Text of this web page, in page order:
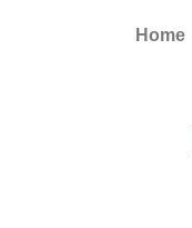
Home